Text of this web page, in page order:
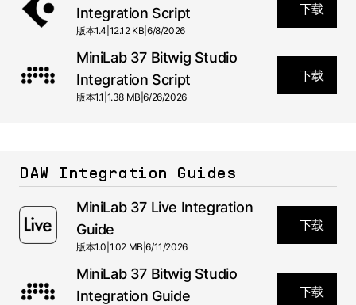
Integration Script
版本1.4 12.12 KB |6/8/2026
下载
MiniLab 37 Bitwig Studio
Integration Script
版本1.1 1.38 MB |6/26/2026
下载
DAW Integration Guides
MiniLab 37 Live Integration
Guide
版本1.0 1.02 MB |6/11/2026
下载
MiniLab 37 Bitwig Studio
Integration Guide
下载